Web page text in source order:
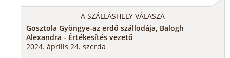
A SZÁLLÁSHELY VÁLASZA
Gosztola Gyöngye-az erdő szállodája, Balogh
Alexandra - Értékesítés vezető
2024. április 24. szerda